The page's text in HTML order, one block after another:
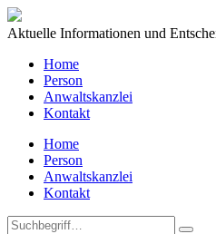
Aktuelle Informationen und
Home
Person
Anwaltskanzlei
Kontakt
Home
Person
Anwaltskanzlei
Kontakt